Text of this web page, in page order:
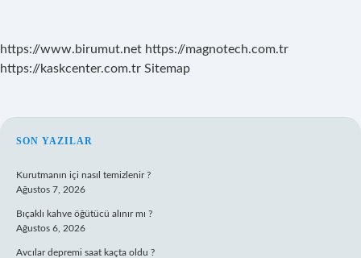
https://www.birumut.net https://magnotech.com.tr
https://kaskcenter.com.tr Sitemap
SIDEBAR
SON YAZILAR
Kurutmanın içi nasıl temizlenir ?
Ağustos 7, 2026
Bıçaklı kahve öğütücü alınır mı ?
Ağustos 6, 2026
Avcılar depremi saat kaçta oldu ?